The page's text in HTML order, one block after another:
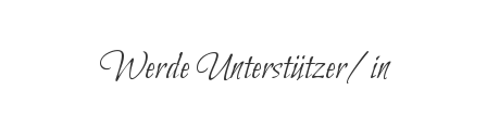
Werde Unterstützer/in